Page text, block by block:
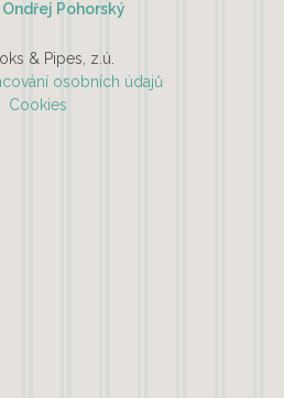
Ondřej Pohorský
& Pipes, z.ú.
osobních údajů
Cookies